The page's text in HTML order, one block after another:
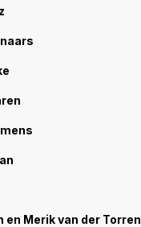
en Merik van der Torren